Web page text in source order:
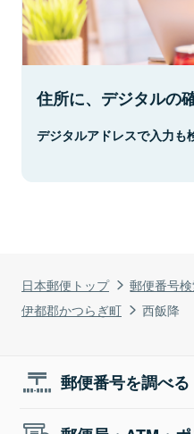
日本郵便トップ 郵便番号
伊都郡かつらぎ町
西飯降
住所に、デジタルの
デジタルアドレスで入力も
郵便番号を調べる